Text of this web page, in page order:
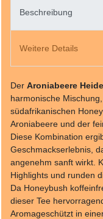
Beschreibung
Weitere Details
Der Aroniabeere
harmonische
südafrikanischen
Aroniabeere und der
Diese Kombination
Geschmackserlebnis,
angenehm sanft wirkt.
Highlights und runden
Da Honeybush
dieser Tee
Aromageschützt in